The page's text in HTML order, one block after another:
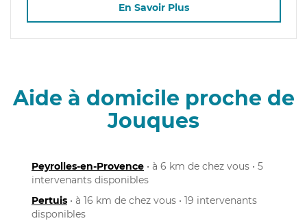
En Savoir Plus
Aide à domicile proche de
Jouques
Peyrolles-en-Provence • à 6 km de chez vous • 5
intervenants disponibles
Pertuis • à 16 km de chez vous • 19 intervenants
disponibles